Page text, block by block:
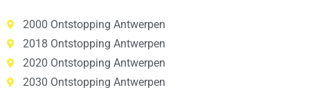
2000 Ontstopping Antwerpen
2018 Ontstopping Antwerpen
2020 Ontstopping Antwerpen
2030 Ontstopping Antwerpen